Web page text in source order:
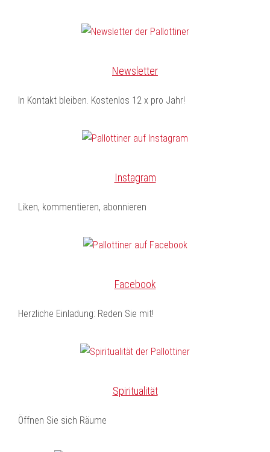
Newsletter
In Kontakt bleiben. Kostenlos 12 x pro Jahr!
Instagram
Liken, kommentieren, abonnieren
Facebook
Herzliche Einladung: Reden Sie mit!
Spiritualität
Öffnen Sie sich Räume